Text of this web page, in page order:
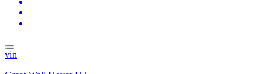
vin